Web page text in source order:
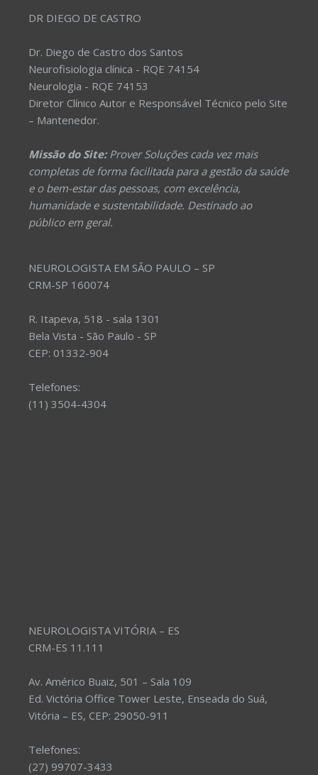
DR DIEGO DE CASTRO
Dr. Diego de Castro dos Santos
Neurofisiologia clínica - RQE 74154
Neurologia - RQE 74153
Diretor Clínico Autor e Responsável Técnico pelo Site
– Mantenedor.
Missão do Site:Prover Soluções cada vez mais
completas de forma facilitada para a gestão da saúde
e o bem-estar das pessoas, com excelência,
humanidade e sustentabilidade. Destinado ao
público em geral.
NEUROLOGISTA EM SÃO PAULO – SP
CRM-SP 160074
R. Itapeva, 518 - sala 1301
Bela Vista - São Paulo - SP
CEP: 01332-904
Telefones:
(11) 3504-4304
NEUROLOGISTA VITÓRIA – ES
CRM-ES 11.111
Av. Américo Buaiz, 501 – Sala 109
Ed. Victória Office Tower Leste, Enseada do Suá,
Vitória – ES, CEP: 29050-911
Telefones:
(27) 99707-3433